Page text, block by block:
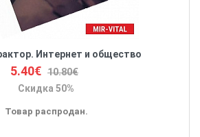
Интернет и общество
5.40€ 10.80€
Скидка 50%
Товар распродан.